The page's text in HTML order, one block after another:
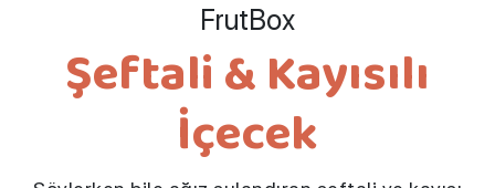
FrutBox
Şeftali & Kayısılı
İçecek